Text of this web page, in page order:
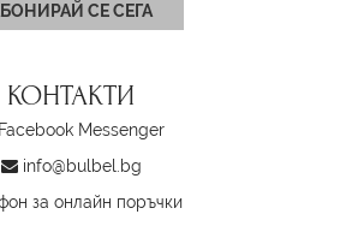
СЕ СЕГА
КОНТАКТИ
Facebook Messenger
info@bulbel.bg
за онлайн поръчки